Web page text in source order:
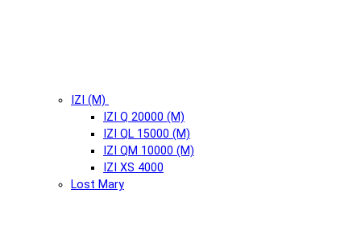
IZI (М)
IZI Q 20000 (М)
IZI QL 15000 (М)
IZI QM 10000 (М)
IZI XS 4000
Lost Mary